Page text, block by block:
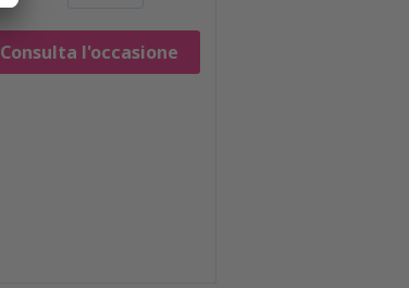
Consulta l'occasione